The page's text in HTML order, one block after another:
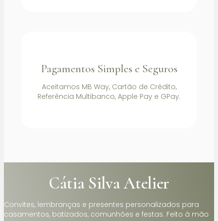
Pagamentos Simples e Seguros
Aceitamos MB Way, Cartão de Crédito,
Referência Multibanco, Apple Pay e GPay.
Cátia Silva Atelier
Convites, lembranças e presentes personalizados para
casamentos, batizados, comunhões e festas. Feito à mão